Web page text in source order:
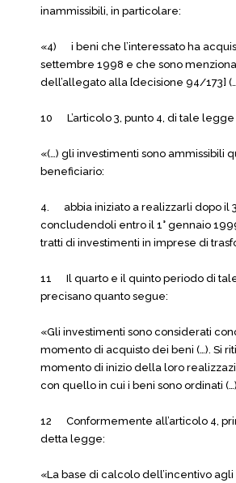
inammissibili, in particolare:
«4) i beni che l’interessato ha
settembre 1998 e che sono
dell’allegato alla [decisione 94/173]
10 L’articolo 3, punto 4, di tale legge
«(…) gli investimenti sono ammissibili
beneficiario:
4. abbia iniziato a realizzarli dopo il
concludendoli entro il 1° gennaio
tratti di investimenti in imprese di
11 Il quarto e il quinto periodo di
precisano quanto segue:
«Gli investimenti sono considerati
momento di acquisto dei beni (…). Si
momento di inizio della loro
con quello in cui i beni sono ordinati
12 Conformemente all’articolo 4,
detta legge:
«La base di calcolo dell’incentivo